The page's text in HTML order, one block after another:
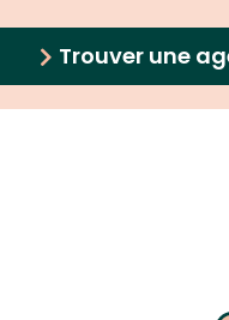
Trouver une